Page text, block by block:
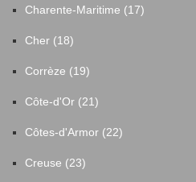
Charente-Maritime (17)
Cher (18)
Corrèze (19)
Côte-d'Or (21)
Côtes-d'Armor (22)
Creuse (23)